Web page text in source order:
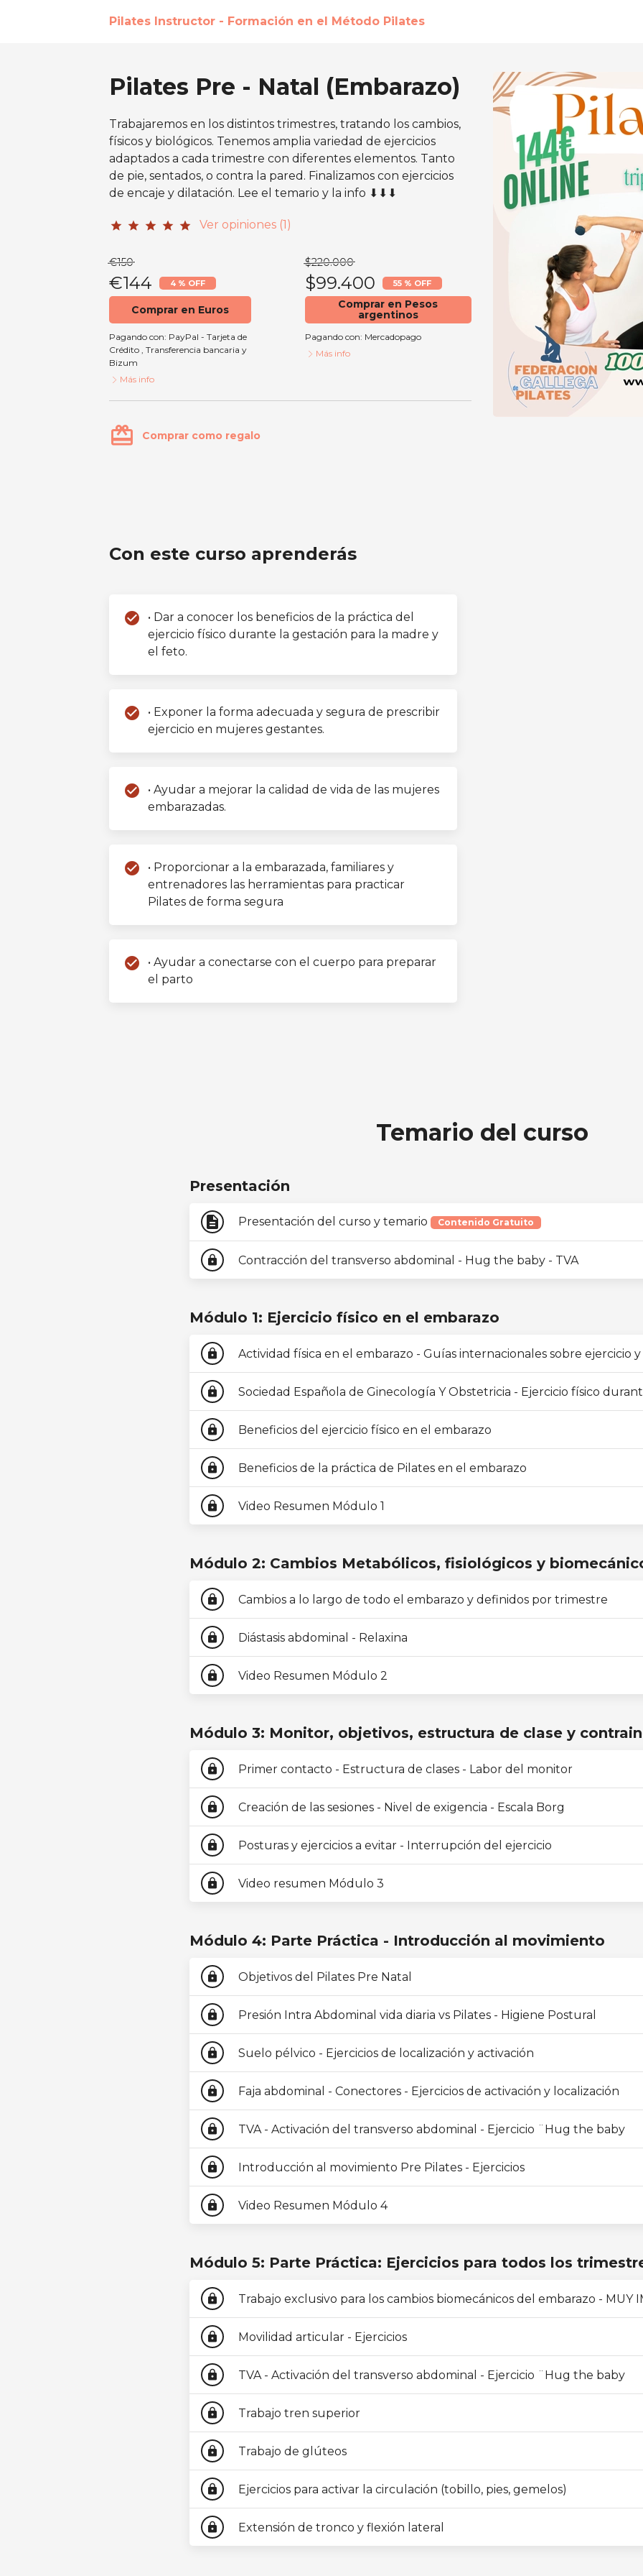
Pilates Instructor - Formación en el Método Pilates
Pilates Pre - Natal (Embarazo)
Trabajaremos en los distintos trimestres, tratando los cambios,
físicos y biológicos. Tenemos amplia variedad de ejercicios
adaptados a cada trimestre con diferentes elementos. Tanto
de pie, sentados, o contra la pared. Finalizamos con ejercicios
de encaje y dilatación. Lee el temario y la info ⬇⬇⬇
star star star star star Ver opiniones (1)
€150
€144 4 % OFF
Comprar en Euros
Pagando con: PayPal - Tarjeta de
Crédito , Transferencia bancaria y
Bizum
Más info
$220.000
$99.400 55 % OFF
Comprar en Pesos
argentinos
Pagando con: Mercadopago
Más info
card_giftcard Comprar como regalo
Con este curso aprenderás
check_circle
• Dar a conocer los beneficios de la práctica del
ejercicio físico durante la gestación para la madre y
el feto.
check_circle
• Exponer la forma adecuada y segura de prescribir
ejercicio en mujeres gestantes.
check_circle
• Ayudar a mejorar la calidad de vida de las mujeres
embarazadas.
check_circle
• Proporcionar a la embarazada, familiares y
entrenadores las herramientas para practicar
Pilates de forma segura
check_circle
• Ayudar a conectarse con el cuerpo para preparar
el parto
Temario del curso
Presentación
description Presentación del curso y temario Contenido Gratuito
lock Contracción del transverso abdominal - Hug the baby - TVA
Módulo 1: Ejercicio físico en el embarazo
lock Actividad física en el embarazo - Guías internacionales sobre ejercicio
lock Sociedad Española de Ginecología Y Obstetricia - Ejercicio físico
lock Beneficios del ejercicio físico en el embarazo
lock Beneficios de la práctica de Pilates en el embarazo
lock Video Resumen Módulo 1
Módulo 2: Cambios Metabólicos, fisiológicos y
lock Cambios a lo largo de todo el embarazo y definidos por trimestre
lock Diástasis abdominal - Relaxina
lock Video Resumen Módulo 2
Módulo 3: Monitor, objetivos, estructura de clase y
lock Primer contacto - Estructura de clases - Labor del monitor
lock Creación de las sesiones - Nivel de exigencia - Escala Borg
lock Posturas y ejercicios a evitar - Interrupción del ejercicio
lock Video resumen Módulo 3
Módulo 4: Parte Práctica - Introducción al movimiento
lock Objetivos del Pilates Pre Natal
lock Presión Intra Abdominal vida diaria vs Pilates - Higiene Postural
lock Suelo pélvico - Ejercicios de localización y activación
lock Faja abdominal - Conectores - Ejercicios de activación y localización
lock TVA - Activación del transverso abdominal - Ejercicio ¨Hug the baby
lock Introducción al movimiento Pre Pilates - Ejercicios
lock Video Resumen Módulo 4
Módulo 5: Parte Práctica: Ejercicios para todos los
lock Trabajo exclusivo para los cambios biomecánicos del embarazo - MUY
lock Movilidad articular - Ejercicios
lock TVA - Activación del transverso abdominal - Ejercicio ¨Hug the baby
lock Trabajo tren superior
lock Trabajo de glúteos
lock Ejercicios para activar la circulación (tobillo, pies, gemelos)
lock Extensión de tronco y flexión lateral